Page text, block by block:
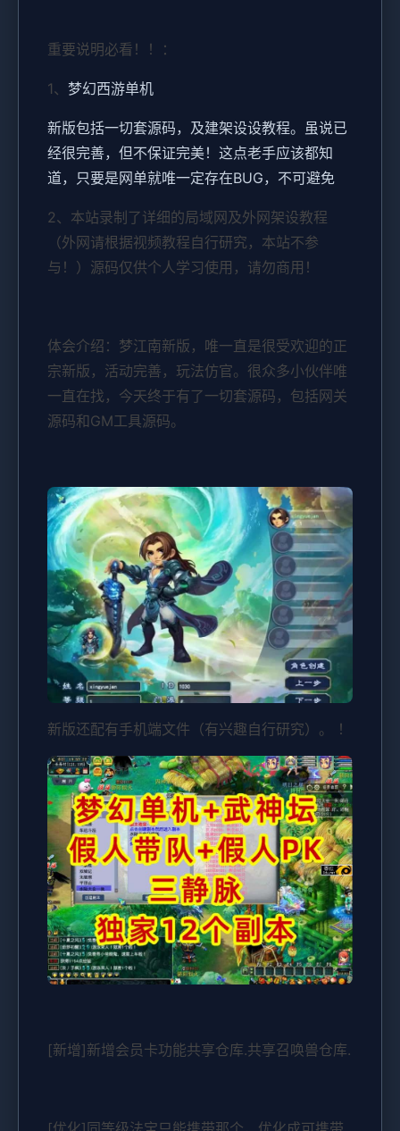
重要说明必看！！：
1、 梦幻西游单机
新版包括一切套源码，及建架设设教程。虽说已
经很完善，但不保证完美！这点老手应该都知
道，只要是网单就唯一定存在BUG，不可避免
2、本站录制了详细的局域网及外网架设教程
（外网请根据视频教程自行研究，本站不参
与！）源码仅供个人学习使用，请勿商用！
体会介绍：梦江南新版，唯一直是很受欢迎的正
宗新版，活动完善，玩法仿官。很众多小伙伴唯
一直在找，今天终于有了一切套源码，包括网关
源码和GM工具源码。
新版还配有手机端文件（有兴趣自行研究）。 ！
[新增]新增会员卡功能共享仓库.共享召唤兽仓库.